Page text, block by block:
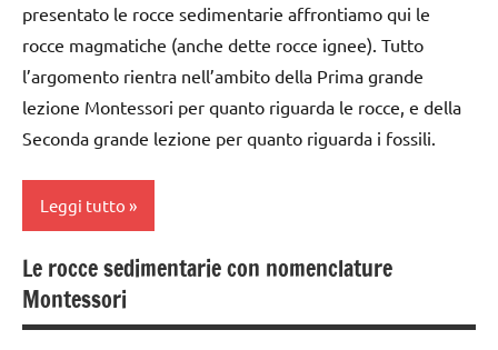
Terra
TUTORIAL
PER ETA'
ARTICOLI
nomenclature
Montessori
Terra
ARGOMENTI
PER ETA'
TUTTI GLI
anni
DOWNLOAD
EDUCAZIONE
GEOGRAFIA
DIDATTICA
MONTESSORI
presentato le rocce sedimentarie affrontiamo qui le
rocce magmatiche (anche dette rocce ignee). Tutto
l’argomento rientra nell’ambito della Prima grande
lezione Montessori per quanto riguarda le rocce, e della
Seconda grande lezione per quanto riguarda i fossili.
Leggi tutto
classe
1a
Le rocce sedimentarie con nomenclature
Montessori